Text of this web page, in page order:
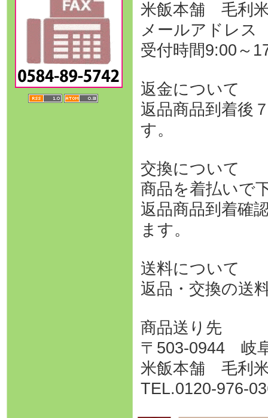
米飯本舗 毛利
メールアドレ
受付時間9:00～
返金について
返品商品到着後
す。
交換について
商品を着払いで
返品商品到着確
ます。
送料について
返品・交換の送
商品送り先
〒503-0944 岐
米飯本舗 毛利
TEL.0120-976-